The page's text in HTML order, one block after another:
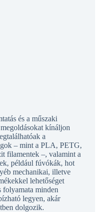
és a műszaki
kínáljon
a
– mint a PLA, PETG,
filamentek –, valamint a
például fúvókák, hot
mechanikai, illetve
lehetőséget
folyamata minden
legyen, akár
dolgozik.